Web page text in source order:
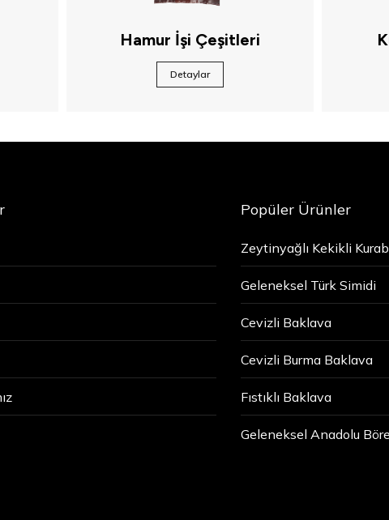
Hamur İşi Çeşitleri
Detaylar
Popüler Ürünler
Zeytinyağlı Kekikli
Geleneksel Türk Simidi
Cevizli Baklava
Cevizli Burma Baklava
Fıstıklı Baklava
Geleneksel Anadolu